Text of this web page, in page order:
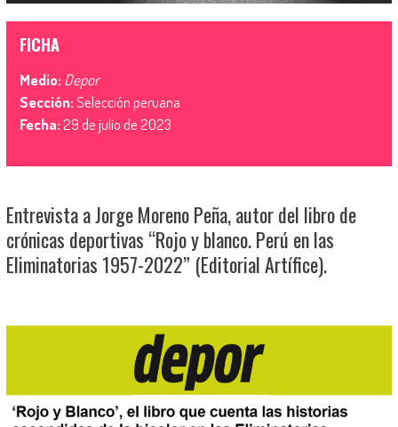
FICHA
Medio: Depor
Sección:Selección peruana
Fecha:29 de julio de 2023
Entrevista a Jorge Moreno Peña, autor del libro de
crónicas deportivas “Rojo y blanco. Perú en las
Eliminatorias 1957-2022” (Editorial Artífice).